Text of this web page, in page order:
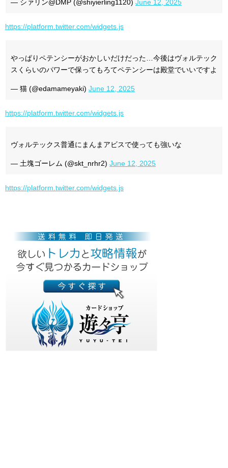
— シァリン@DMP (@shiyierling1120) June 12, 2025
https://platform.twitter.com/widgets.js
やっぱりペテンシーがおかしいだけだった…今後はヴォルテック
スくらいのパワーで保ってもろてペテンシーは殿堂でいいですよ
— 猫 (@edamameyaki) June 12, 2025
https://platform.twitter.com/widgets.js
ヴォルテックス普通にまんまアビスで使っても強いな
— 土塊ゴーレム (@skt_nrhr2) June 12, 2025
https://platform.twitter.com/widgets.js